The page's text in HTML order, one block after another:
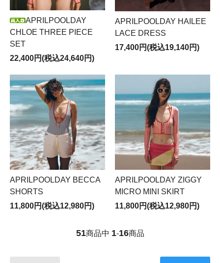
APRILPOOLDAY
CHLOE THREE PIECE
SET
22,400円(税込24,640円)
APRILPOOLDAY HAILEE
LACE DRESS
17,400円(税込19,140円)
APRILPOOLDAY BECCA
SHORTS
11,800円(税込12,980円)
APRILPOOLDAY ZIGGY
MICRO MINI SKIRT
11,800円(税込12,980円)
51商品中 1-16商品